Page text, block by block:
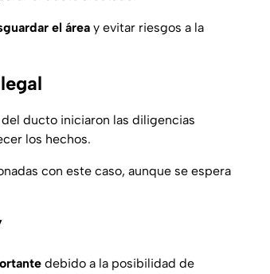
el área y evitar riesgos a la
ducto iniciaron las diligencias
los hechos.
con este caso, aunque se espera
debido a la posibilidad de